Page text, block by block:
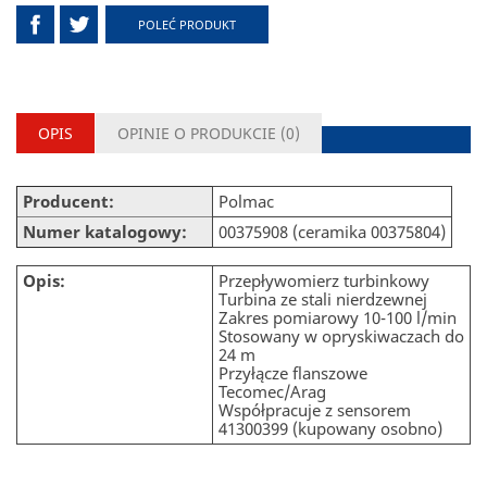
POLEĆ PRODUKT
OPIS OPINIE O PRODUKCIE (0)
Producent:
Polmac
Numer katalogowy:
00375908 (ceramika 00375804)
Opis:
Przepływomierz turbinkowy
Turbina ze stali nierdzewnej
Zakres pomiarowy 10-100 l/min
Stosowany w opryskiwaczach do
24 m
Przyłącze flanszowe
Tecomec/Arag
Współpracuje z sensorem
41300399 (kupowany osobno)